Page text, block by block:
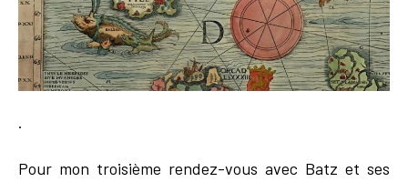
.
Pour mon troisième rendez-vous avec Batz et ses